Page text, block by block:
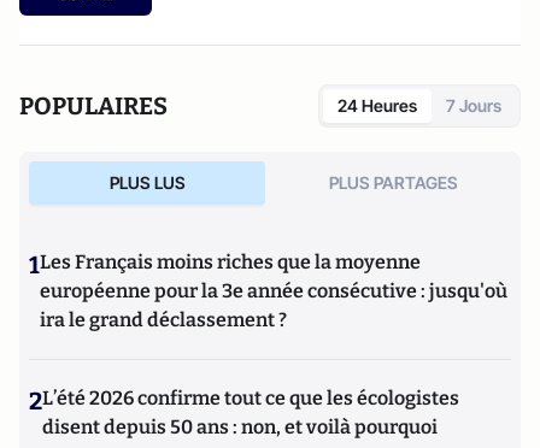
POPULAIRES 24 Heures 7 Jours
PLUS LUS PLUS PARTAGES
1Les Français moins riches que la moyenne
européenne pour la 3e année consécutive : jusqu'où
ira le grand déclassement ?
2L’été 2026 confirme tout ce que les écologistes
disent depuis 50 ans : non, et voilà pourquoi